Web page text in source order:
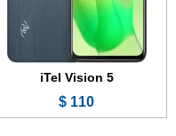
iTel Vision 5
110 $
المعالج:Unisoc SC9863A
البطارية:
عرض الموصفات ←